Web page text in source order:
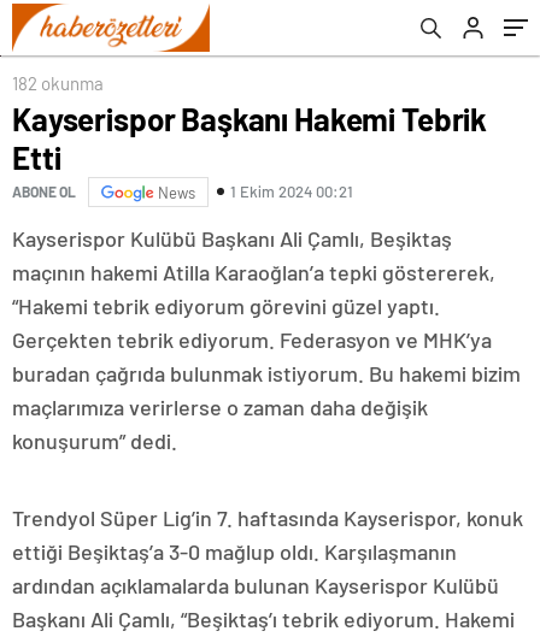
182 okunma
Kayserispor Başkanı Hakemi Tebrik
Etti
ABONE OL News 1 Ekim 2024 00:21
Kayserispor Kulübü Başkanı Ali Çamlı, Beşiktaş
maçının hakemi Atilla Karaoğlan’a tepki göstererek,
“Hakemi tebrik ediyorum görevini güzel yaptı.
Gerçekten tebrik ediyorum. Federasyon ve MHK’ya
buradan çağrıda bulunmak istiyorum. Bu hakemi bizim
maçlarımıza verirlerse o zaman daha değişik
konuşurum” dedi.
Trendyol Süper Lig’in 7. haftasında Kayserispor, konuk
ettiği Beşiktaş’a 3-0 mağlup oldı. Karşılaşmanın
ardından açıklamalarda bulunan Kayserispor Kulübü
Başkanı Ali Çamlı, “Beşiktaş’ı tebrik ediyorum. Hakemi